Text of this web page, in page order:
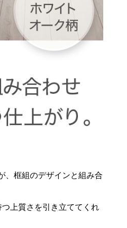
、框組のデザインと組み合
上質さを引き立ててくれ